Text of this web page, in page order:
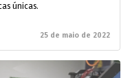
únicas.
25 de maio de 2022